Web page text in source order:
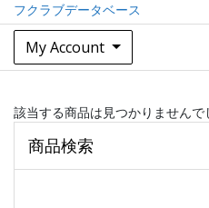
フクラブデータベース
My Account
該当する商品は見つかりませんで
商品検索